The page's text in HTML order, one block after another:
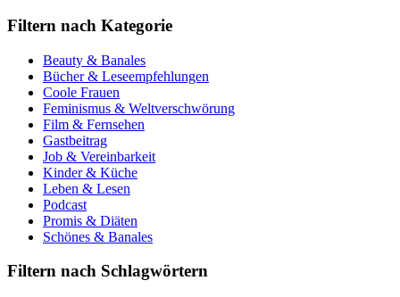
Filtern nach Kategorie
Beauty & Banales
Bücher & Leseempfehlungen
Coole Frauen
Feminismus & Weltverschwörung
Film & Fernsehen
Gastbeitrag
Job & Vereinbarkeit
Kinder & Küche
Leben & Lesen
Podcast
Promis & Diäten
Schönes & Banales
Filtern nach Schlagwörtern